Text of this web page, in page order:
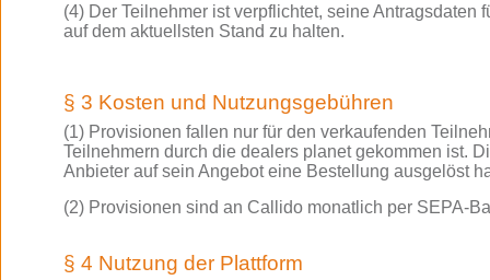
(4) Der Teilnehmer ist verpflichtet, seine
auf dem aktuellsten Stand zu halten.
§ 3 Kosten und Nutzungsgebühren
(1) Provisionen fallen nur für den verkaufenden
Teilnehmern durch die dealers planet gekommen ist.
Anbieter auf sein Angebot eine Bestellung ausgelöst
(2) Provisionen sind an Callido monatlich per SEPA-
§ 4 Nutzung der Plattform